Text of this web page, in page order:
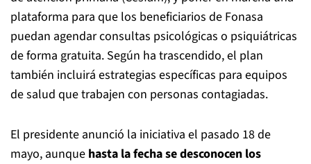
plataforma para que los beneficiarios de Fonasa
puedan agendar consultas psicológicas o psiquiátricas
de forma gratuita. Según ha trascendido, el plan
también incluirá estrategias específicas para equipos
de salud que trabajen con personas contagiadas.
El presidente anunció la iniciativa el pasado 18 de
mayo, aunque hasta la fecha se desconocen los